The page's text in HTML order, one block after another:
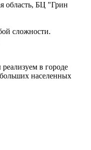
область, БЦ "Грин
сложности.
в городе
населенных